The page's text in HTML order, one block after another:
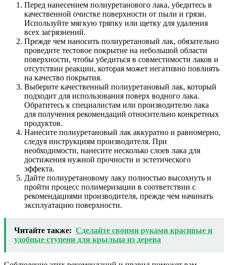
Перед нанесением полиуретанового лака, убедитесь в
качественной очистке поверхности от пыли и грязи.
Используйте мягкую тряпку или щетку для удаления
всех загрязнений.
Прежде чем наносить полиуретановый лак, обязательно
проведите тестовое покрытие на небольшой области
поверхности, чтобы убедиться в совместимости лаков и
отсутствии реакции, которая может негативно повлиять
на качество покрытия.
Выберите качественный полиуретановый лак, который
подходит для использования поверх водного лака.
Обратитесь к специалистам или производителю лака
для получения рекомендаций относительно конкретных
продуктов.
Нанесите полиуретановый лак аккуратно и равномерно,
следуя инструкциям производителя. При
необходимости, нанесите несколько слоев лака для
достижения нужной прочности и эстетического
эффекта.
Дайте полиуретановому лаку полностью высохнуть и
пройти процесс полимеризации в соответствии с
рекомендациями производителя, прежде чем начинать
эксплуатацию поверхности.
Читайте также: Сделайте своими руками красивые и
удобные ступени для крыльца из дерева